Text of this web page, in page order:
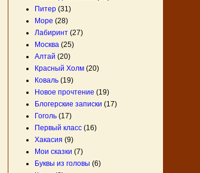
Питер (31)
Море (28)
Лабиринт (27)
Москва (25)
Алтай (20)
Красный Холм (20)
Коваль (19)
Новое прочтение (19)
Блогерские записки (17)
Гоголь (17)
Первый класс (16)
Хакасия (9)
Мои сказки (7)
Буквы из головы (6)